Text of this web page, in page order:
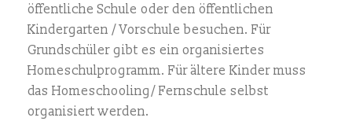
öffentliche Schule oder den öffentlichen
Kindergarten / Vorschule besuchen. Für
Grundschüler gibt es ein organisiertes
Homeschulprogramm. Für ältere Kinder muss
das Homeschooling/ Fernschule selbst
organisiert werden.